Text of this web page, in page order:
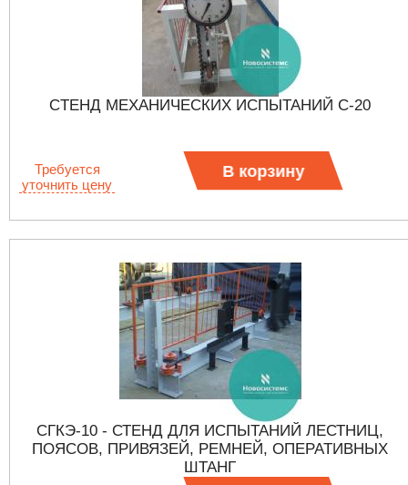
CТЕНД МЕХАНИЧЕСКИХ ИСПЫТАНИЙ C-20
Требуется
уточнить цену
В корзину
СГКЭ-10 - СТЕНД ДЛЯ ИСПЫТАНИЙ ЛЕСТНИЦ,
ПОЯСОВ, ПРИВЯЗЕЙ, РЕМНЕЙ, ОПЕРАТИВНЫХ
ШТАНГ